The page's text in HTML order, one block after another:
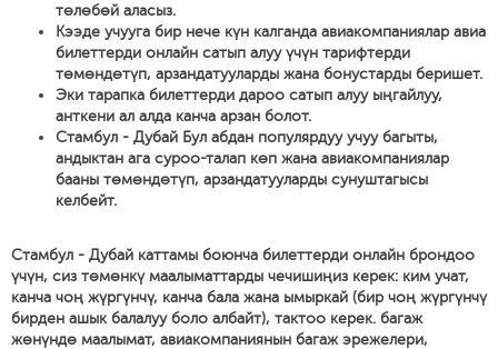
төлөбөй аласыз.
Кээде учууга бир нече күн калганда авиакомпаниялар авиа
билеттерди онлайн сатып алуу үчүн тарифтерди
төмөндөтүп, арзандатууларды жана бонустарды беришет.
Эки тарапка билеттерди дароо сатып алуу ыңгайлуу,
анткени ал алда канча арзан болот.
Стамбул - Дубай Бул абдан популярдуу учуу багыты,
андыктан ага суроо-талап көп жана авиакомпаниялар
бааны төмөндөтүп, арзандатууларды сунуштагысы
келбейт.
Стамбул - Дубай каттамы боюнча билеттерди онлайн брондоо
үчүн, сиз төмөнкү маалыматтарды чечишиңиз керек: ким учат,
канча чоң жүргүнчү, канча бала жана ымыркай (бир чоң жүргүнчү
бирден ашык балалуу боло албайт), тактоо керек. багаж
жөнүндө маалымат, авиакомпаниянын багаж эрежелери,